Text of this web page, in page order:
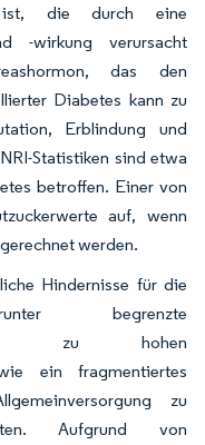
ist, die durch eine
-wirkung verursacht
das den
Diabetes kann zu
Erblindung und
Statistiken sind etwa
betroffen. Einer von
auf, wenn
werden.
Hindernisse für die
begrenzte
die zu hohen
ein fragmentiertes
zu
Aufgrund von